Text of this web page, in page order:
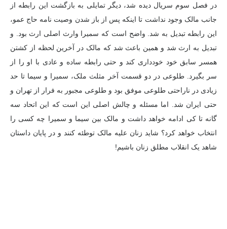
در فصل سوم سریال دیده شد، دیگر تمایلی به بازگشت این رابطه از
جانب مالک وجود نداشت تا اینکه پس از باز شدن وصیت نامه حاج عمو،
این رابطه تبدیل به شد. واضح است که سمیرا وارث اصلی ارث بود. و
تبدیل به ارث شد و همین باعث شد که مالک در آخرین لحظه از کشتن
همسر سابق خود خودداری کند و حتی رابطه ساده و عادی با او را از
سر بگیرد. طلوعی در دو قسمت آخر مثلث ملک، سمیرا و سیما تا حد
زیادی در ناراحتی طلوعی موفق بود و طلوعی مجبور به فرار از تهران و
حتی ایران شد. اما مسئله و چالش اصلی این است که این اتحاد سه
گانه تا کی ادامه خواهد داشت و مالک بین سیما و سمیرا چه کسی را
انتخاب خواهد کرد؟ شاید زنان علیه مالک توطئه کنند و در پایان داستان
شاهد یک انقلاب مطلق زنان باشیم!